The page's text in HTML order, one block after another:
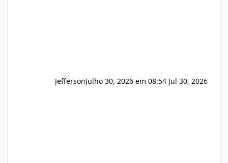
JeffersonJulho 30, 2026 em 08:54 Jul 30, 2026